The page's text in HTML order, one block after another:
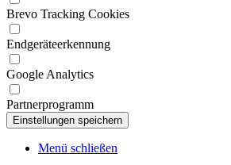
Brevo Tracking Cookies
Endgeräteerkennung
Google Analytics
Partnerprogramm
Menü schließen